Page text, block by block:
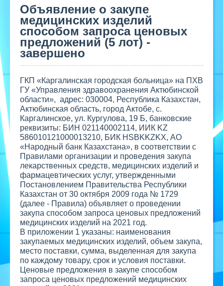
Объявление о закупе
медицинских изделий
способом запроса ценовых
предложений (5 лот) -
завершено
ГКП «Каргалинская городская больница» на ПХВ
ГУ «Управления здравоохранения Актюбинской
области», адрес: 030004, Республика Казахстан,
Актюбинская область, город Актобе, с.
Каргалинское, ул. Кургулова, 19 Б, банковские
реквизиты: БИН 021140002114, ИИК KZ
586010121000013210, БИК HSBKKZKX, АО
«Народный банк Казахстана», в соответствии с
Правилами организации и проведения закупа
лекарственных средств, медицинских изделий и
фармацевтических услуг, утвержденными
Постановлением Правительства Республики
Казахстан от 30 октября 2009 года № 1729
(далее - Правила) объявляет о проведении
закупа способом запроса ценовых предложений
медицинских изделий на 2021 год.
В приложении 1 указаны: наименования
закупаемых медицинских изделий, объем закупа,
место поставки, сумма, выделенная для закупа
по каждому товару, срок и условия поставки.
Ценовые предложения в закупе способом
запроса ценовых предложений медицинских